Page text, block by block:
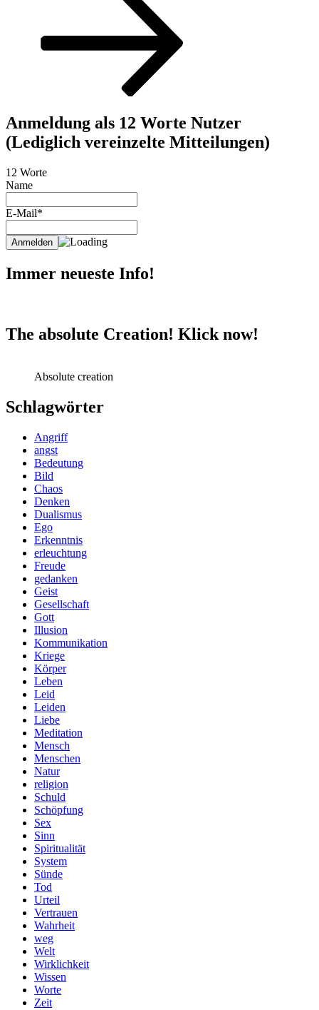
Anmeldung als 12 Worte Nutzer
(Lediglich vereinzelte Mitteilungen)
12 Worte
Name
E-Mail*
Immer neueste Info!
The absolute Creation! Klick now!
Absolute creation
Schlagwörter
Angriff
angst
Bedeutung
Bild
Chaos
Denken
Dualismus
Ego
Erkenntnis
erleuchtung
Freude
gedanken
Geist
Gesellschaft
Gott
Illusion
Kommunikation
Kriege
Körper
Leben
Leid
Leiden
Liebe
Meditation
Mensch
Menschen
Natur
religion
Schuld
Schöpfung
Sex
Sinn
Spiritualität
System
Sünde
Tod
Urteil
Vertrauen
Wahrheit
weg
Welt
Wirklichkeit
Wissen
Worte
Zeit